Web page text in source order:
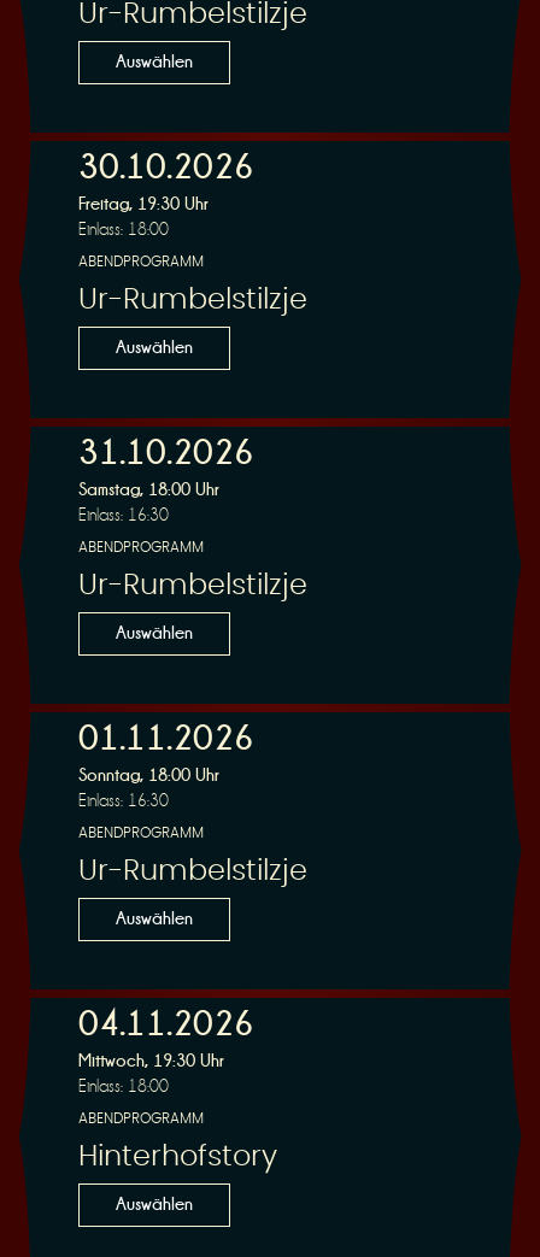
Ur-Rumbelstilzje
Auswählen
30.10.2026
Freitag, 19:30 Uhr
Einlass: 18:00
ABENDPROGRAMM
Ur-Rumbelstilzje
Auswählen
31.10.2026
Samstag, 18:00 Uhr
Einlass: 16:30
ABENDPROGRAMM
Ur-Rumbelstilzje
Auswählen
01.11.2026
Sonntag, 18:00 Uhr
Einlass: 16:30
ABENDPROGRAMM
Ur-Rumbelstilzje
Auswählen
04.11.2026
Mittwoch, 19:30 Uhr
Einlass: 18:00
ABENDPROGRAMM
Hinterhofstory
Auswählen